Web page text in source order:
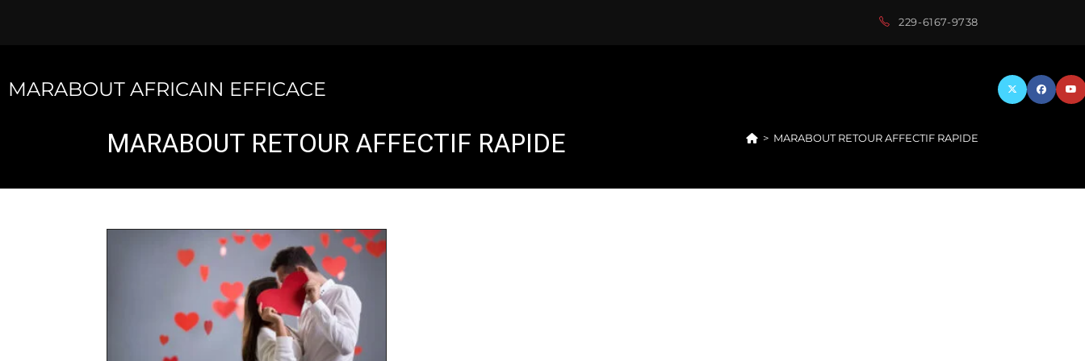
229-6167-9738
MARABOUT AFRICAIN EFFICACE
MARABOUT RETOUR AFFECTIF RAPIDE > MARABOUT RETOUR AFFECTIF RAPIDE